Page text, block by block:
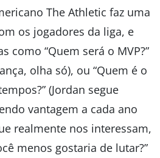
The Athletic faz uma
os jogadores da liga, e
como “Quem será o MVP?”
olha só), ou “Quem é o
(Jordan segue
vantagem a cada ano
realmente nos interessam,
menos gostaria de lutar?”